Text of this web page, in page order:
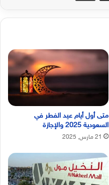
متى أول أيام عيد الفطر في
السعودية 2025 والإجازة
21 مارس, 2025